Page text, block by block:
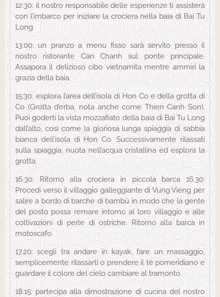
12:30: il nostro responsabile delle esperienze ti assisterà
con l’imbarco per iniziare la crociera nella baia di Bai Tu
Long
13:00: un pranzo a menu fisso sarà servito presso il
nostro ristorante Can Chanh sul ponte principale.
Assapora il delizioso cibo vietnamita mentre ammiri la
grazia della baia.
15:30: esplora l’area dell’isola di Hon Co e della grotta di
Co (Grotta d’erba, nota anche come Thien Canh Son).
Puoi goderti la vista mozzafiato della baia di Bai Tu Long
dall’alto, così come la gloriosa lunga spiaggia di sabbia
bianca dell’isola di Hon Co. Successivamente rilassati
sulla spiaggia, nuota nell’acqua cristallina ed esplora la
grotta.
16.30: Ritorno alla crociera in piccola barca 16.30:
Procedi verso il villaggio galleggiante di Vung Vieng per
salire a bordo di barche di bambù in modo che la gente
del posto possa remare intorno al loro villaggio e alle
coltivazioni di perle di ostriche. Ritorno alla barca in
motoscafo.
17.20: scegli tra andare in kayak, fare un massaggio,
semplicemente rilassarti o prendere il tè pomeridiano e
guardare il colore del cielo cambiare al tramonto.
18.15: partecipa alla dimostrazione di cucina del nostro